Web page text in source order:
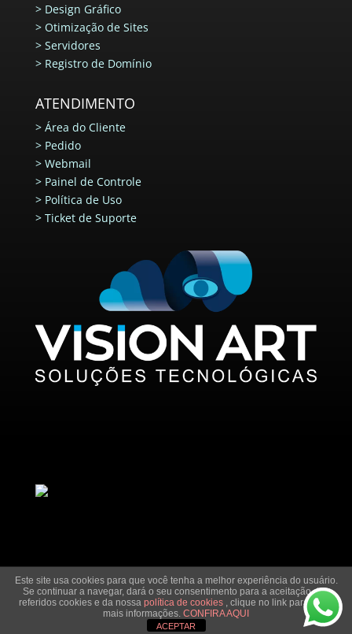
> Design Gráfico
> Otimização de Sites
> Servidores
> Registro de Domínio
ATENDIMENTO
> Área do Cliente
> Pedido
> Webmail
> Painel de Controle
> Política de Uso
> Ticket de Suporte
Direitos Reservados © | ByVision Art
Este site usa cookies para que você tenha a melhor experiência do usuário.
Se continuar a navegar, dará o seu consentimento para a aceitação dos
referidos cookies e da nossa política de cookies , clique no link para obter
mais informações. CONFIRA AQUI
ACEPTAR